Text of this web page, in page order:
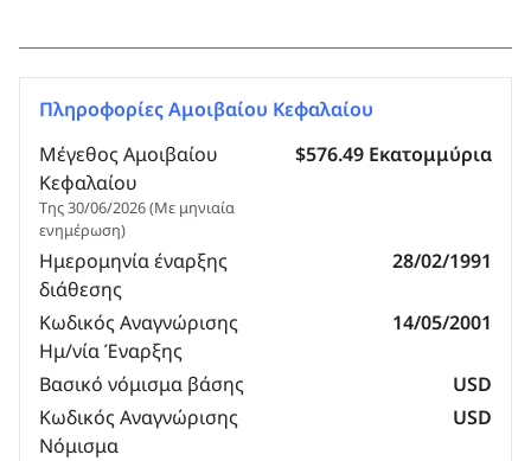
Πληροφορίες Αμοιβαίου Κεφαλαίου
Μέγεθος Αμοιβαίου
Κεφαλαίου
Της 30/06/2026 (Με μηνιαία
ενημέρωση)
$576.49 Εκατομμύρια
Ημερομηνία έναρξης
διάθεσης
28/02/1991
Κωδικός Αναγνώρισης
Ημ/νία Έναρξης
14/05/2001
Βασικό νόμισμα βάσης
USD
Κωδικός Αναγνώρισης
Νόμισμα
USD